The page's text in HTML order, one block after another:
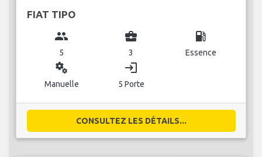
FIAT TIPO
group
5
business_center
3
local_gas_station
Essence
miscellaneous_services
Manuelle
login
5 Porte
CONSULTEZ LES DÉTAILS...